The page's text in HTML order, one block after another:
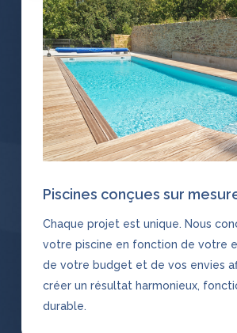
Piscines conçues sur
Chaque projet est unique. Nous
votre piscine en fonction de votre
de votre budget et de vos envies
créer un résultat harmonieux,
durable.